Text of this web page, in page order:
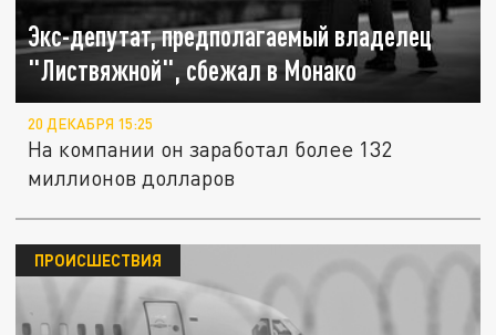
Экс-депутат, предполагаемый владелец
"Листвяжной", сбежал в Монако
20 ДЕКАБРЯ 15:25
На компании он заработал более 132
миллионов долларов
ПРОИСШЕСТВИЯ